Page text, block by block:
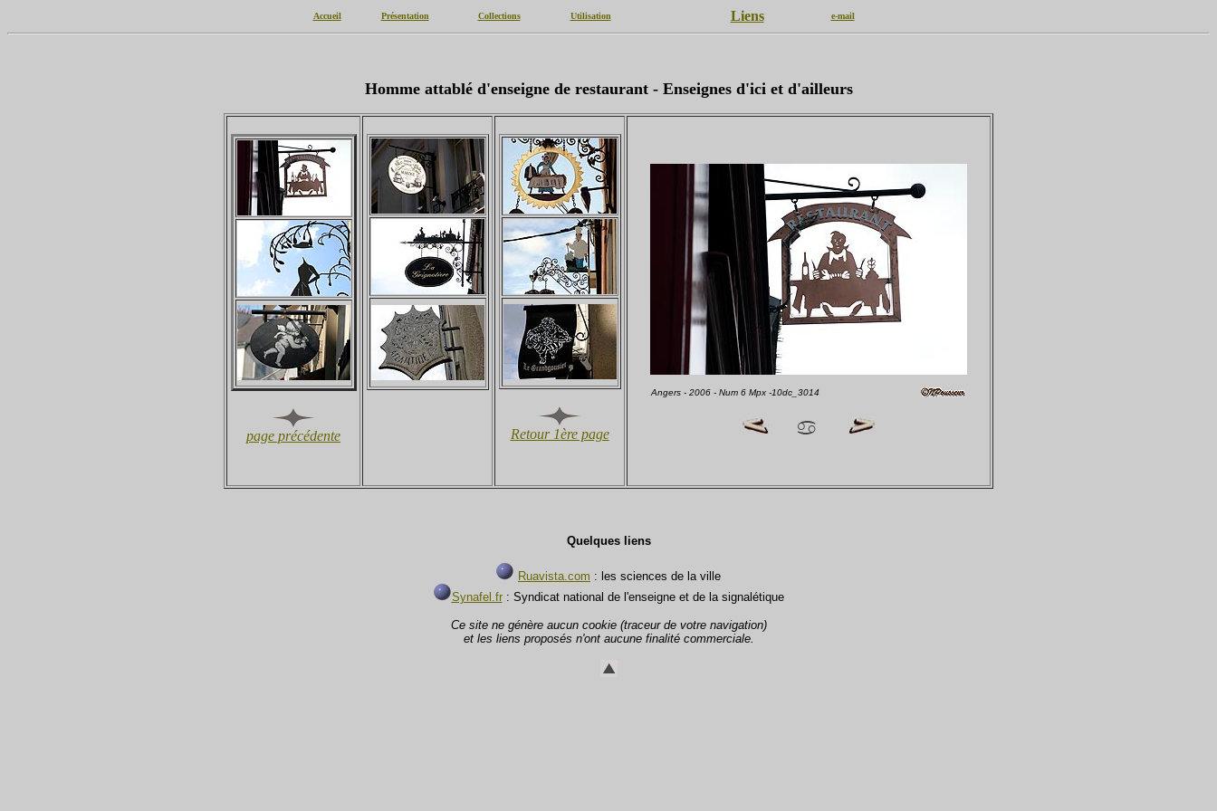
Accueil Présentation Collections Utilisation Liens e-mail
Homme attablé d'enseigne de restaurant - Enseignes d'ici et d'ailleurs
page précédente Retour 1ère page
Angers - 2006 - Num 6 Mpx -10dc_3014
Quelques liens
Ruavista.com : les sciences de la ville
Synafel.fr: Syndicat national de l'enseigne et de la signalétique
Ce site ne génère aucun cookie (traceur de votre navigation)
et les liens proposés n'ont aucune finalité commerciale.